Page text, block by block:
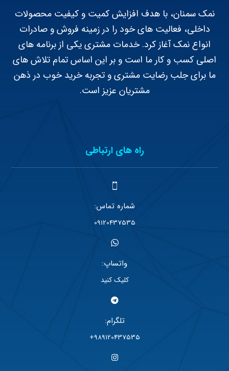
نمک سمنان، با هدف افزایش کمیت و کیفیت محصولات
داخلی، فعالیت های خود را در زمینه فروش و صادرات
انواع نمک آغاز کرد. خدمات مشتری یکی از برنامه های
اصلی کسب و کار ما است و بر این اساس تمام تلاش های
ما برای جلب رضایت مشتری و تجربه خرید خوب در ذهن
مشتریان عزیز است.
راه های ارتباطی
شماره تماس:
09120437535
واتساپ:
کلیک کنید
تلگرام:
989120437535+